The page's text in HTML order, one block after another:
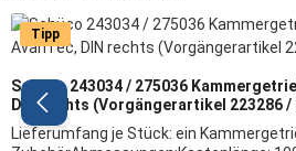
Tipp
Schüco 243034 / 275036
DIN rechts (Vorgängerartikel 223286 /
Lieferumfang je Stück: ein